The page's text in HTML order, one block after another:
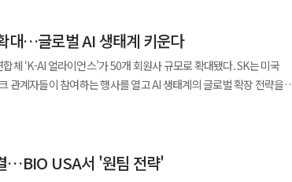
번 협약은 한국 사이버대학의 국제 경쟁력을 높이는 동시에 베트남
계기가 될 것"이라며 "특히 베트남 대학 재학생들이 재학 중 한국
공 등 다양한 학업 경로를 선택할 수 있는 기반을 마련했다는 점에서
과 K-사이버대의 글로벌 진출 기반도 함께 구축해 나갈 계획"이라고
통해 국내 선수들에게 보다 다양한 글로벌 진출 기회를 제공하고, FC
오는 10월
"한국 대표 선발전 'e리그앙 코리아 투어'를 실시한다"고 말했다.
우수상 각 3000만원, 우수상 및 무협특별상 각 1000만원, 특선 각
뒤 네이버시리즈로 연재처를 확대하게 된다. 대상과 최우수상
굴하고 이를 다양한 콘텐츠로 확장하는 사업 모델 구축에 집중하고
다. 하반기 성수동에서 열리는 ‘무신사 뷰티 페스타’에서는 참여
인 중심의 지원을 오프라인 경험으로 확장해 소비자 접점을 넓히는
브랜드를 키워온 사례를 다수 보유하고 있다. 최근에는 뷰티
는 차별화된 브랜드 풀을 확보할 수 있고 소공인은 안정적인 판로를
방형 혁신 플랫폼을 통해 기술 평가와 공동 연구, 향후 파트너십
표적 발굴 플랫폼 등 차세대 기술이 포함된다. 특히 새로운 작용기전
로그램은 양측이 추진 중인 글로벌 오픈
스는 지난 4월 아틀라틀과 양해각서(MOU)를 체결하고 공동 사업
업 간 연구 협력과 사업화 연계를 지원하고 있다. 업계에서는
글로벌 진출 통로로 작용할 수 있을지 주목하고 있다.
대…글로벌 AI 생태계 키운다
체 ‘K-AI 얼라이언스’가 50개 회원사 규모로 확대됐다. SK는 미국
관계자들이 참여하는 행사를 열고 AI 생태계의 글로벌 확장 전략을
했다. K-AI 얼라이언스는 2023년 SK텔레콤
만 현재는 50개 회원사가 참여하는 국내 대표 AI 연합체로 성장했다.
…BIO USA서 '원팀 전략'